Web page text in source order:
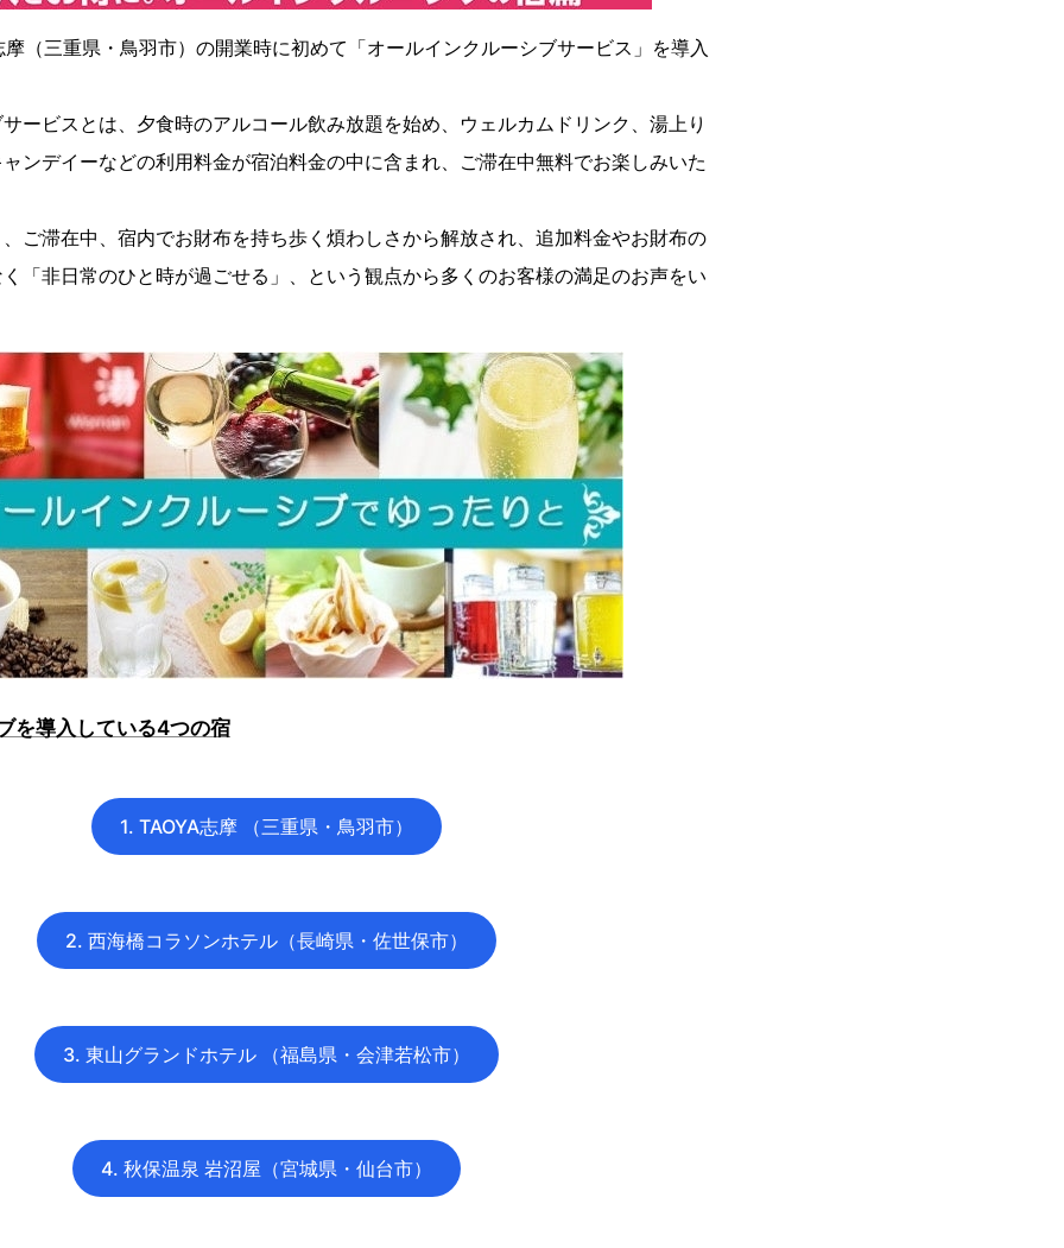
（三重県・鳥羽市）の開業時に初めて「オールインクルーシブサービス」を導入
ービスとは、夕食時のアルコール飲み放題を始め、ウェルカムドリンク、湯上り
ンデイーなどの利用料金が宿泊料金の中に含まれ、ご滞在中無料でお楽しみいた
ご滞在中、宿内でお財布を持ち歩く煩わしさから解放され、追加料金やお財布の
「非日常のひと時が過ごせる」、という観点から多くのお客様の満足のお声をい
を導入している4つの宿
1. TAOYA志摩 （三重県・鳥羽市）
2. 西海橋コラソンホテル（長崎県・佐世保市）
3. 東山グランドホテル （福島県・会津若松市）
4. 秋保温泉 岩沼屋（宮城県・仙台市）